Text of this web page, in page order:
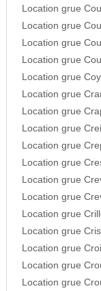
Location grue
Location grue
Location grue
Location grue
Location grue
Location grue
Location grue
Location grue
Location grue
Location grue
Location grue
Location grue
Location grue
Location grue
Location grue
Location grue
Location grue